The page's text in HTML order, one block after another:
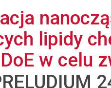
lipidy
w celu